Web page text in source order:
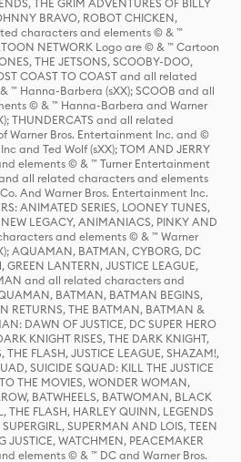
THE GRIM ADVENTURES OF BILLY
BRAVO, ROBOT CHICKEN,
characters and elements © & ™
NETWORK Logo are © & ™ Cartoon
THE JETSONS, SCOOBY-DOO,
COAST TO COAST and all related
™ Hanna-Barbera (sXX); SCOOB and all
© & ™ Hanna-Barbera and Warner
THUNDERCATS and all related
Warner Bros. Entertainment Inc. and ©
and Ted Wolf (sXX); TOM AND JERRY
elements © & ™ Turner Entertainment
and all related characters and elements
And Warner Bros. Entertainment Inc.
ANIMATED SERIES, LOONEY TUNES,
LEGACY, ANIMANIACS, PINKY AND
and elements © & ™ Warner
AQUAMAN, BATMAN, CYBORG, DC
GREEN LANTERN, JUSTICE LEAGUE,
and all related characters and
BATMAN, BATMAN BEGINS,
RETURNS, THE BATMAN, BATMAN &
DAWN OF JUSTICE, DC SUPER HERO
KNIGHT RISES, THE DARK KNIGHT,
THE FLASH, JUSTICE LEAGUE, SHAZAM!,
SUICIDE SQUAD: KILL THE JUSTICE
THE MOVIES, WONDER WOMAN,
BATWHEELS, BATWOMAN, BLACK
THE FLASH, HARLEY QUINN, LEGENDS
SUPERMAN AND LOIS, TEEN
JUSTICE, WATCHMEN, PEACEMAKER
elements © & ™ DC and Warner Bros.